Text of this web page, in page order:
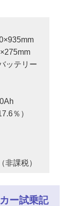
リー
）
税）
ー試乗記